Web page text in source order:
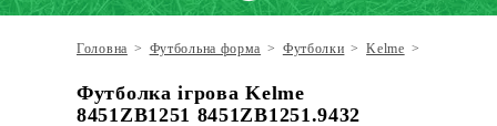
Головна > Футбольна форма > Футболки > Kelme >
Футболка ігрова Kelme
8451ZB1251 8451ZB1251.9432